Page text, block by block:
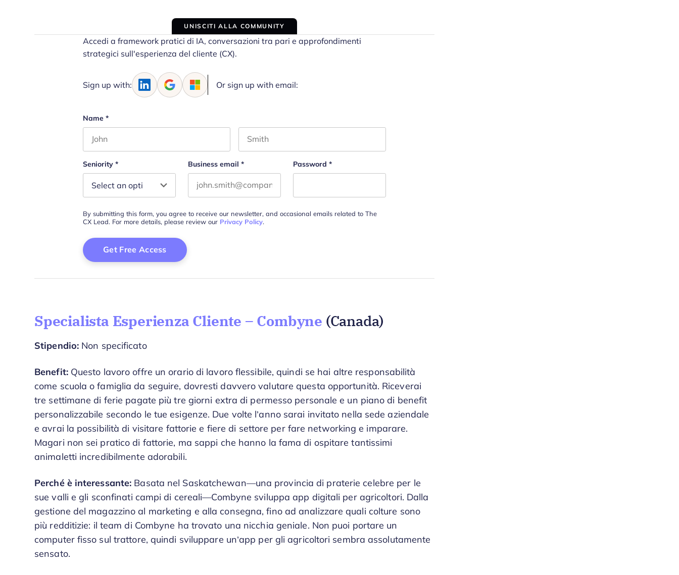
UNISCITI ALLA COMMUNITY
Accedi a framework pratici di IA, conversazioni tra pari e approfondimenti
strategici sull'esperienza del cliente (CX).
Sign up with: Or sign up with email:
Name *
Seniority * Business email * Password *
By submitting this form, you agree to receive our newsletter, and occasional emails related to The
CX Lead. For more details, please review our Privacy Policy.
Specialista Esperienza Cliente – Combyne (Canada)
Stipendio: Non specificato
Benefit:Questo lavoro offre un orario di lavoro flessibile, quindi se hai altre responsabilità
come scuola o famiglia da seguire, dovresti davvero valutare questa opportunità. Riceverai
tre settimane di ferie pagate più tre giorni extra di permesso personale e un piano di benefit
personalizzabile secondo le tue esigenze. Due volte l’anno sarai invitato nella sede aziendale
e avrai la possibilità di visitare fattorie e fiere di settore per fare networking e imparare.
Magari non sei pratico di fattorie, ma sappi che hanno la fama di ospitare tantissimi
animaletti incredibilmente adorabili.
Perché è interessante: Basata nel Saskatchewan—una provincia di praterie celebre per le
sue valli e gli sconfinati campi di cereali—Combyne sviluppa app digitali per agricoltori. Dalla
gestione del magazzino al marketing e alla consegna, fino ad analizzare quali colture sono
più redditizie: il team di Combyne ha trovato una nicchia geniale. Non puoi portare un
computer fisso sul trattore, quindi sviluppare un’app per gli agricoltori sembra assolutamente
sensato.